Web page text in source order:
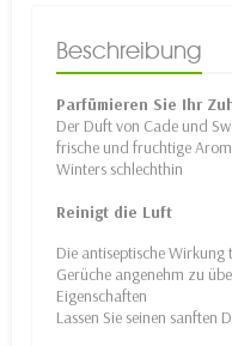
Beschreibung
Parfümieren Sie Ihr
Der Duft von Cade und
frische und fruchtige
Winters schlechthin
Reinigt die Luft
Die antiseptische
Gerüche angenehm zu
Eigenschaften
Lassen Sie seinen sanften